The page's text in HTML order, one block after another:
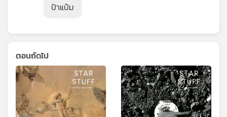
ป้าแป๋ม
ตอนถัดไป